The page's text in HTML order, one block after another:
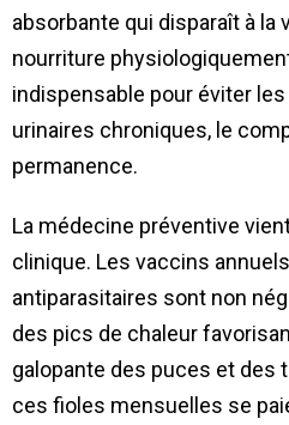
absorbante qui disparaît à la
nourriture
indispensable pour éviter
urinaires chroniques, le
permanence.
La médecine préventive
clinique. Les vaccins
antiparasitaires sont non
des pics de chaleur
galopante des puces et des
ces fioles mensuelles se